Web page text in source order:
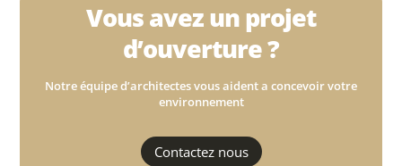
Vous avez un projet
d’ouverture ?
Notre équipe d’architectes vous aident a concevoir votre
environnement
Contactez nous